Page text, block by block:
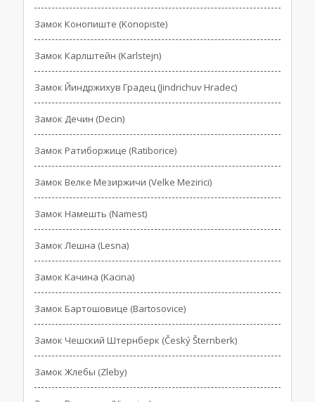
Замок Конопиште (Konopiste)
Замок Карлштейн (Karlstejn)
Замок Йиндржихув Градец (Jindrichuv Hradec)
Замок Дечин (Decin)
Замок Ратиборжице (Ratiborice)
Замок Велке Мезиржичи (Velke Mezirici)
Замок Намешть (Namest)
Замок Лешна (Lesna)
Замок Качина (Kacina)
Замок Бартошовице (Bartosovice)
Замок Чешский Штернберк (Český Šternberk)
Замок Жлебы (Zleby)